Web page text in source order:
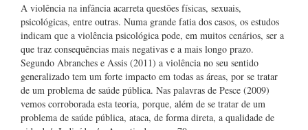
A violência na infância acarreta questões físicas, sexuais,
psicológicas, entre outras. Numa grande fatia dos casos, os estudos
indicam que a violência psicológica pode, em muitos cenários, ser a
que traz consequências mais negativas e a mais longo prazo.
Segundo Abranches e Assis (2011) a violência no seu sentido
generalizado tem um forte impacto em todas as áreas, por se tratar
de um problema de saúde pública. Nas palavras de Pesce (2009)
vemos corroborada esta teoria, porque, além de se tratar de um
problema de saúde pública, ataca, de forma direta, a qualidade de